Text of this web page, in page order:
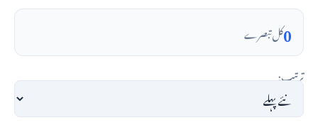
0کل تبصرے
ترتیب: